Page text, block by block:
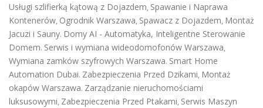
Usługi szlifierką kątową z Dojazdem, Spawanie i Naprawa
Kontenerów, Ogrodnik Warszawa, Spawacz z Dojazdem, Montaż
Jacuzi i Sauny. Domy AI - Automatyka, Inteligentne Sterowanie
Domem. Serwis i wymiana wideodomofonów Warszawa,
Wymiana zamków szyfrowych Warszawa. Smart Home
Automation Dubai. Zabezpieczenia Przed Dzikami, Montaż
okapów Warszawa. Zarządzanie nieruchomościami
luksusowymi, Zabezpieczenia Przed Ptakami, Serwis Maszyn